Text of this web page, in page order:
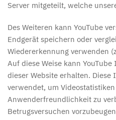
Server mitgeteilt, welche
Des Weiteren kann YouTube
Endgerät speichern oder
Wiedererkennung verwenden
Auf diese Weise kann
dieser Website erhalten.
verwendet, um
Anwenderfreundlichkeit zu
Betrugsversuchen